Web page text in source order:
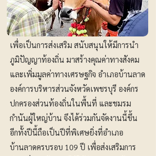
เพื่อเป็นการส่งเสริม สนับสนุนให้มีการนำ
ภูมิปัญญาท้องถิ่น มาสร้างคุณค่าทางสังคม
และเพิ่มมูลค่าทางเศรษฐกิจ อำเภอบ้านลาด
องค์การบริหารส่วนจังหวัดเพชรบุรี องค์กร
ปกครองส่วนท้องถิ่นในพื้นที่ และชมรม
กำนันผู้ใหญ่บ้าน จึงได้ร่วมกันจัดงานนี้ขึ้น
อีกทั้งปีนี้ถือเป็นปีที่พิเศษยิ่งที่อำเภอ
บ้านลาดครบรอบ 109 ปี เพื่อส่งเสริมการ